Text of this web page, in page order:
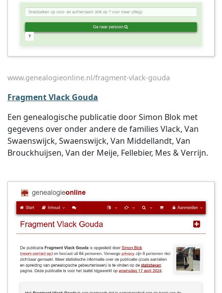
www.genealogieonline.nl/fragment-vlack-gouda
Fragment Vlack Gouda
Een genealogische publicatie door Simon Blok met
gegevens over onder andere de families Vlack, Van
Swaenswijck, Swaenswijck, Van Middellandt, Van
Brouckhuijsen, Van der Meije, Fellebier, Mes & Verrijn.